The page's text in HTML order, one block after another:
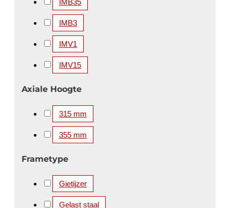
IMB35
IMB3
IMV1
IMV15
Axiale Hoogte
315 mm
355 mm
Frametype
Gietijzer
Gelast staal